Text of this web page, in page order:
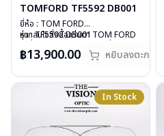
TOMFORD TF5592 DB001
ยี่ห้อ : TOM FORD
รุ่น : TF5592 DB001
เลนส์ : Demo lens
น้ำหนัก : 32 กรัม
อุปกรณ์ : กล่องแว่น, ผ้าเช็ดแว่น
การรับประกัน : 1 ปี
หากสนใจสั่งชื้อแว่นตา TOM FORD
กรุณาติดต่อเราคลิก
สั่งกรุณาติดต่อเราคลิก
฿13,900.00 หยิบลงตะกร้า
In Stock